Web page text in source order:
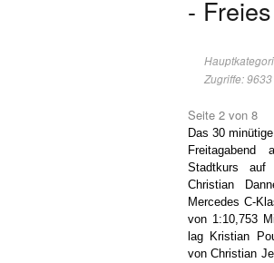
-
Zugriffe: 9633
Seite 2 von 8
Das 30
Stadtkurs
Christian
Mercedes C-
von 1:10,753
lag Kristian
von Christian